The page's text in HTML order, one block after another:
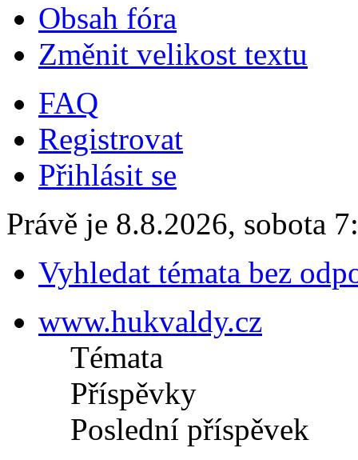
Obsah fóra
Změnit velikost textu
FAQ
Registrovat
Přihlásit se
Právě je 8.8.2026, sobota
Vyhledat témata bez
www.hukvaldy.cz
Témata
Příspěvky
Poslední příspěvek